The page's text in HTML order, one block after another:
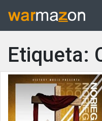
Etiqueta: